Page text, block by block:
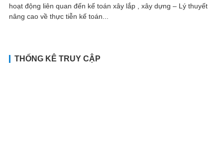
hoạt động liên quan đến kế toán xây lắp , xây dựng – Lý thuyết
nâng cao về thực tiễn kế toán...
THỐNG KÊ TRUY CẬP